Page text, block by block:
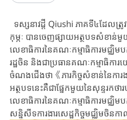
ទស្សនាវដ្តី Qiushi ភាគទី៤ដែលត្រូ
កុម្ភៈ បានចេញផ្សាយអត្ថបទសំខាន់
លេខាធិការនៃគណៈកម្មាធិការមជ្ឈិម
រដ្ឋចិន និងជាប្រធានគណៈកម្មាធិកា
ចំណងជើងថា《ភារកិច្ចសំខាន់នៃការងា
អត្ថបទនេះគឺជាផ្នែកមួយនៃសុន្ទរកថ
លេខាធិការនៃគណៈកម្មាធិការមជ្ឈិម
សន្និសីទការងារសេដ្ឋកិច្ចមជ្ឈិមចិនក